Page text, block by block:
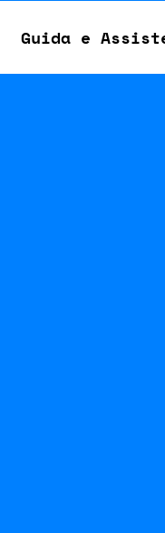
Guida e